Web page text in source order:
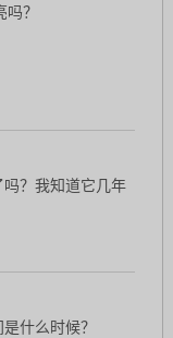
？
？我知道它几年
什么时候？